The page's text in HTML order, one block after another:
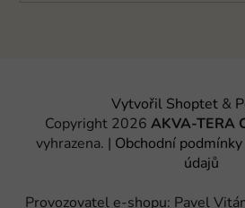
Vytvořil Shoptet&
Copyright 2026 AKVA-TERA
vyhrazena. | Obchodní podmínky
údajů
Provozovatel e-shopu: Pavel